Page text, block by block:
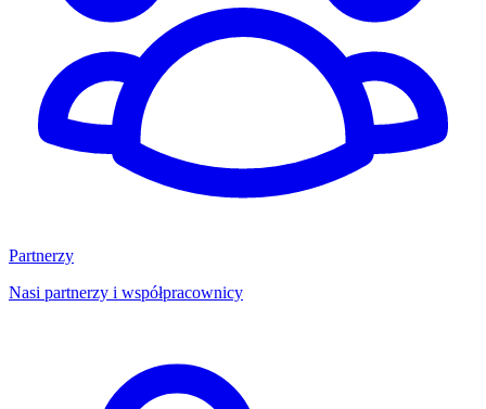
Partnerzy
Nasi partnerzy i współpracownicy